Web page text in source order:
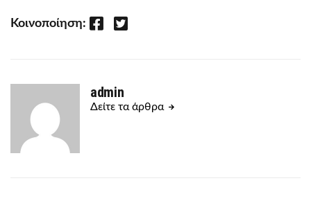
Κοινοποίηση: Facebook Twitter
admin
Δείτε τα άρθρα